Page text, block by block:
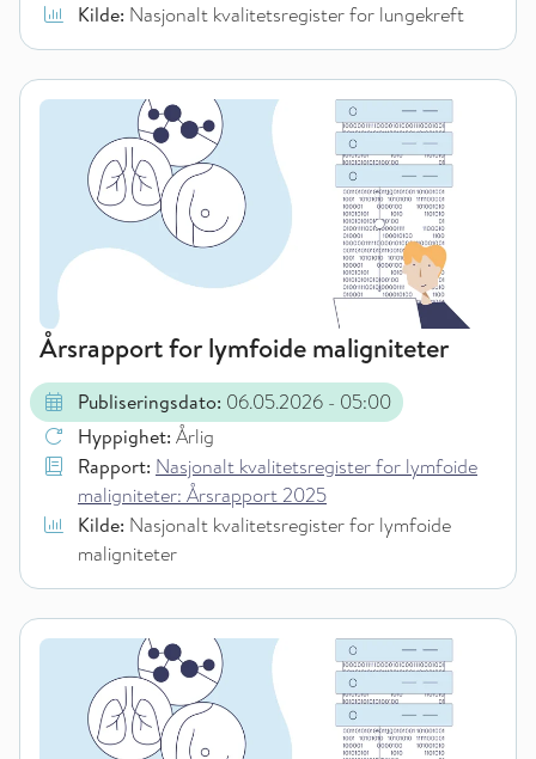
Kilde: Nasjonalt kvalitetsregister for lungekreft
Årsrapport for lymfoide maligniteter
Publiseringsdato: 06.05.2026 - 05:00
Hyppighet: Årlig
Rapport: Nasjonalt kvalitetsregister for lymfoide
maligniteter: Årsrapport 2025
Kilde: Nasjonalt kvalitetsregister for lymfoide
maligniteter